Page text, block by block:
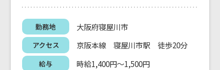
勤務地 大阪府寝屋川市
アクセス 京阪本線 寝屋川市駅 徒歩20分
給与 時給1,400円～1,500円